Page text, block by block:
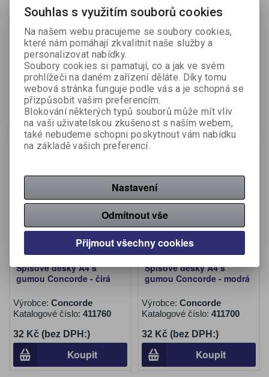
Spisové desky A4 OMBRE
s gumou - zelená
Výrobce:Karton P+P
Katalogové číslo:412085
63,30 Kč (bez DPH:)
Koupit
s gumou - růžová
Katalogové číslo:412086
63,30 Kč (bez DPH:)
Koupit
Spisové desky A4 s
gumou Concorde - čirá
Výrobce: Concorde
Katalogové číslo: 411760
32 Kč (bez DPH:)
Koupit
Spisové desky A4 s
gumou Concorde - modrá
Výrobce: Concorde
Katalogové číslo: 411700
32 Kč (bez DPH:)
Koupit
Souhlas s využitím souborů cookies
Na našem webu pracujeme se soubory cookies,
které nám pomáhají zkvalitnit naše služby a
personalizovat nabídky.
Soubory cookies si pamatují, co a jak ve svém
prohlížeči na daném zařízení děláte. Díky tomu
webová stránka funguje podle vás a je schopná se
přizpůsobit vašim preferencím.
Blokování některých typů souborů může mít vliv
na vaši uživatelskou zkušenost s naším webem,
také nebudeme schopni poskytnout vám nabídku
na základě vašich preferencí.
Nastavení
Odmítnout vše
Přijmout všechny cookies